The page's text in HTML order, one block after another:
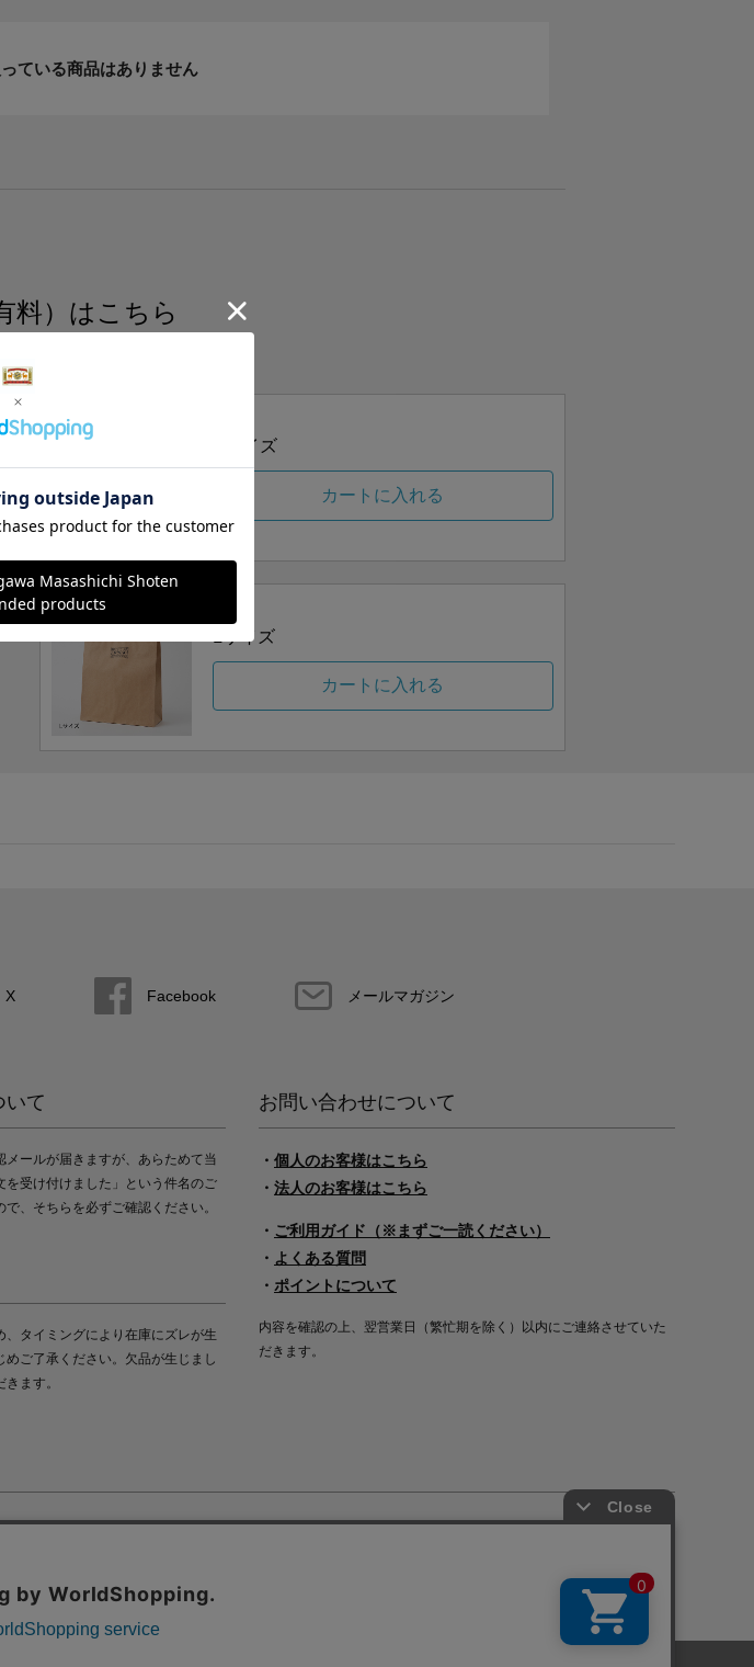
ている商品はありません
料）はこちら
ご用意しております。
Sサイズ
カートに入れる
Lサイズ
カートに入れる
X Facebook メールマガジン
いて
ールが届きますが、あらためて当
を受け付けました」という件名のご
、そちらを必ずご確認ください。
タイミングにより在庫にズレが生
めご了承ください。欠品が生じまし
ます。
お問い合わせについて
・ 個人のお客様はこちら
・ 法人のお客様はこちら
・ ご利用ガイド（※まずご一読ください）
・ よくある質問
・ ポイントについて
内容を確認の上、翌営業日（繁忙期を除く）以内にご連絡させていた
だきます。